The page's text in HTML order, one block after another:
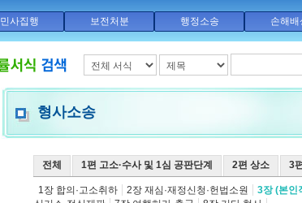
민사집행 보전처분 행정소송 손해배
형사소송
전체 1편 고소·수사 및 1심 공판단계 2편 상소 3
1장 합의·고소취하 2장 재심·재정신청·헌법소원 3장 (본인